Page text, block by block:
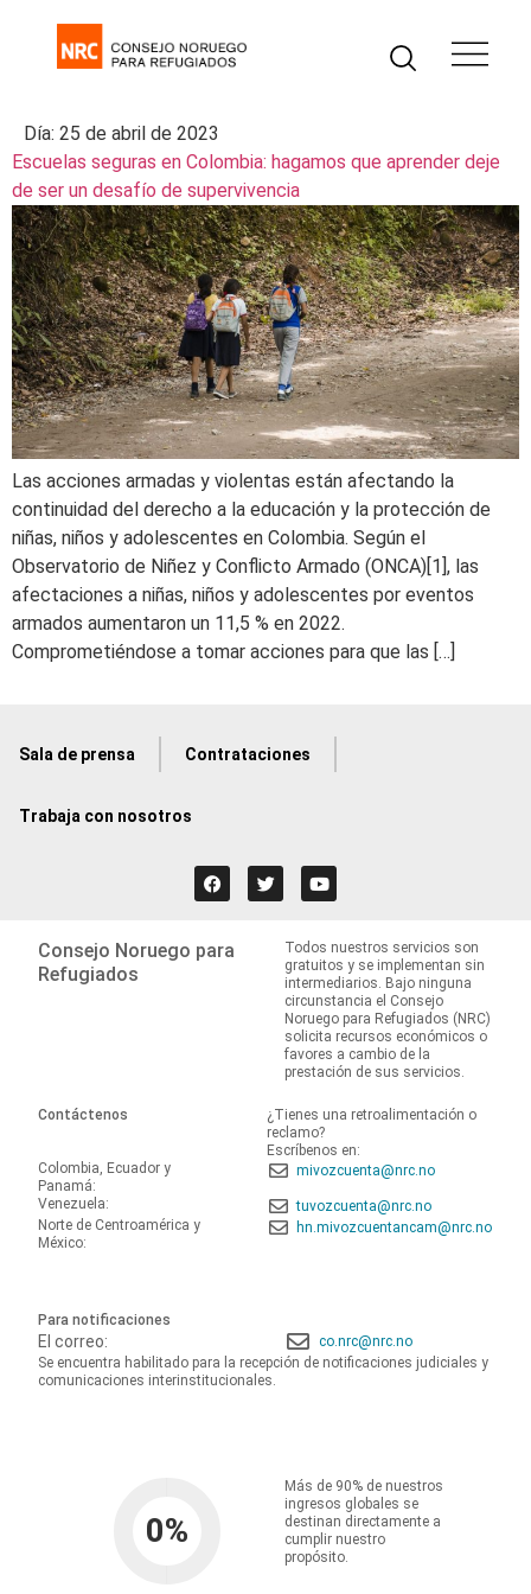
Día: 25 de abril de 2023
Escuelas seguras en Colombia: hagamos que aprender deje
de ser un desafío de supervivencia
Las acciones armadas y violentas están afectando la
continuidad del derecho a la educación y la protección de
niñas, niños y adolescentes en Colombia. Según el
Observatorio de Niñez y Conflicto Armado (ONCA)[1], las
afectaciones a niñas, niños y adolescentes por eventos
armados aumentaron un 11,5 % en 2022.
Comprometiéndose a tomar acciones para que las […]
Sala de prensa Contrataciones
Trabaja con nosotros
Consejo Noruego para
Refugiados
Todos nuestros servicios son
gratuitos y se implementan sin
intermediarios. Bajo ninguna
circunstancia el Consejo
Noruego para Refugiados (NRC)
solicita recursos económicos o
favores a cambio de la
prestación de sus servicios.
Contáctenos
¿Tienes una retroalimentación o
reclamo?
Escríbenos en:
Colombia, Ecuador y
Panamá:
mivozcuenta@nrc.no
Venezuela:
tuvozcuenta@nrc.no
Norte de Centroamérica y
México:
hn.mivozcuentancam@nrc.no
Para notificaciones
El correo:
co.nrc@nrc.no
Se encuentra habilitado para la recepción de notificaciones judiciales y
comunicaciones interinstitucionales.
0%
Más de 90% de nuestros
ingresos globales se
destinan directamente a
cumplir nuestro
propósito.